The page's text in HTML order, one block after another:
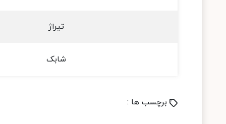
تیراژ
شابک
برچسب ها :